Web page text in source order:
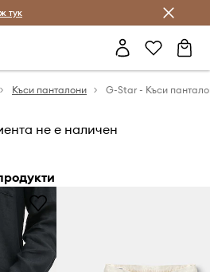
с Answear Club
тук
Къси панталони G-Star - Къси
не е наличен